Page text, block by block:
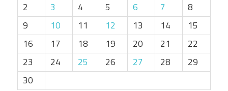
2
3 4 5 6 7
8
9
10 11 12 13 14
15
16
17 18 19 20 21
22
23
24 25 26 27 28
29
30